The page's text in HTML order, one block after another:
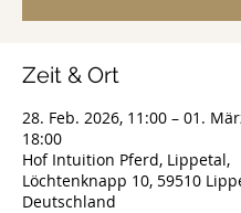
Zeit & Ort
28. Feb. 2026, 11:00 – 01.
18:00
Hof Intuition Pferd, Lippetal,
Löchtenknapp 10, 59510
Deutschland